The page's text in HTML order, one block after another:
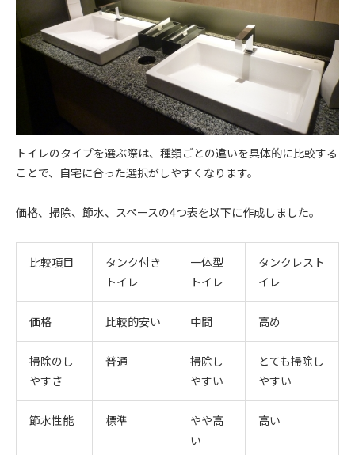
トイレのタイプを選ぶ際は、種類ごとの違いを具体的に比較する
ことで、自宅に合った選択がしやすくなります。
価格、掃除、節水、スペースの4つ表を以下に作成しました。
比較項目
タンク付き
トイレ
一体型
トイレ
タンクレスト
イレ
価格 比較的安い 中間 高め
掃除のし
やすさ
普通
掃除し
やすい
とても掃除し
やすい
節水性能 標準
やや高
い
高い